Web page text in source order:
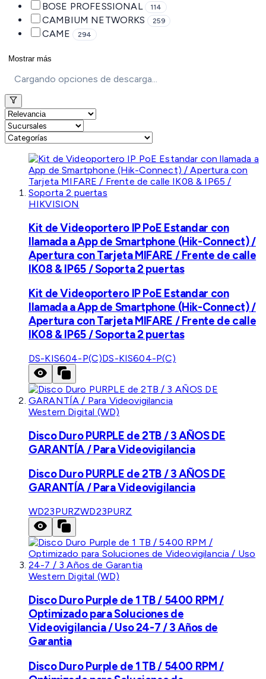
BOSE PROFESSIONAL 114
CAMBIUM NETWORKS 259
CAME 294
Mostrar más
Cargando opciones de descarga...
HIKVISION
Kit de Videoportero IP PoE Estandar con
llamada a App de Smartphone (Hik-Connect) /
Apertura con Tarjeta MIFARE / Frente de calle
IK08 & IP65 / Soporta 2 puertas
Kit de Videoportero IP PoE Estandar con
llamada a App de Smartphone (Hik-Connect) /
Apertura con Tarjeta MIFARE / Frente de calle
IK08 & IP65 / Soporta 2 puertas
DS-KIS604-P(C)DS-KIS604-P(C)
Western Digital (WD)
Disco Duro PURPLE de 2TB / 3 AÑOS DE
GARANTÍA / Para Videovigilancia
Disco Duro PURPLE de 2TB / 3 AÑOS DE
GARANTÍA / Para Videovigilancia
WD23PURZWD23PURZ
Western Digital (WD)
Disco Duro Purple de 1 TB / 5400 RPM /
Optimizado para Soluciones de
Videovigilancia / Uso 24-7 / 3 Años de
Garantia
Disco Duro Purple de 1 TB / 5400 RPM /